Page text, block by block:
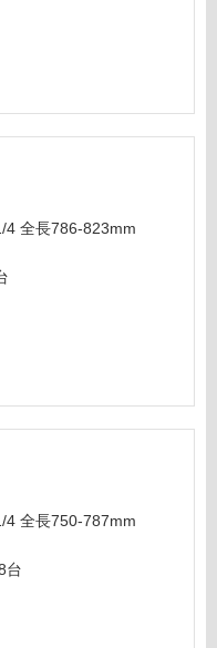
4 全長786-823mm
4 全長750-787mm
台